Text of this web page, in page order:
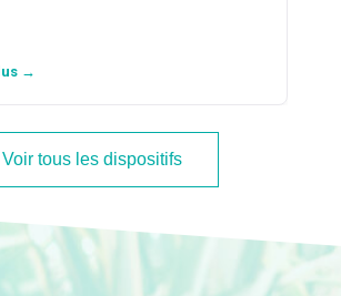
→
Voir tous les dispositifs